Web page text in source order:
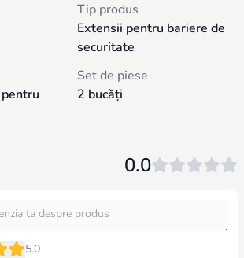
Tip produs
Extensii pentru bariere de
securitate
Set de piese
2 bucăți
7 cm fiecare
0.0
5.0